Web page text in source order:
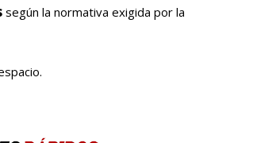
según la normativa exigida por la